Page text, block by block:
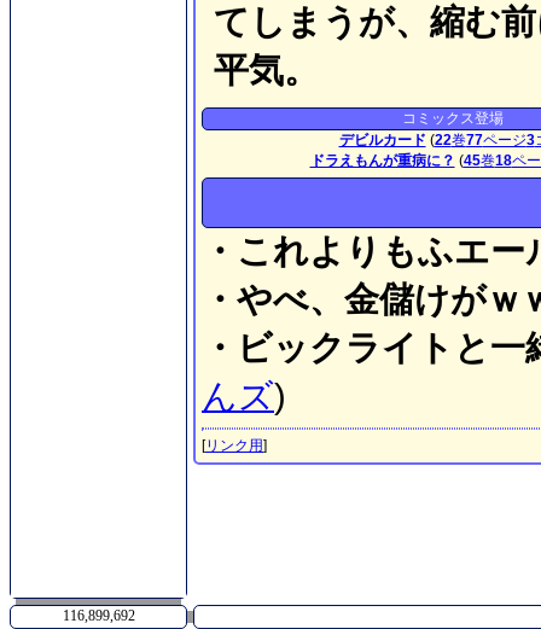
てしまうが、縮む
平気。
コミックス登場
デビルカード (22巻77ページ3
ドラえもんが重病に？ (45巻18ペ
・これよりもふエ
・やべ、金儲けが
・ビックライトと
んズ)
[リンク用]
116,899,692